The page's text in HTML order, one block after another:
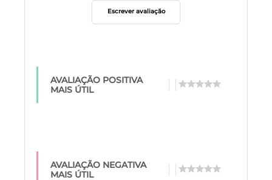
Escrever avaliação
AVALIAÇÃO POSITIVA
MAIS ÚTIL
AVALIAÇÃO NEGATIVA
MAIS ÚTIL